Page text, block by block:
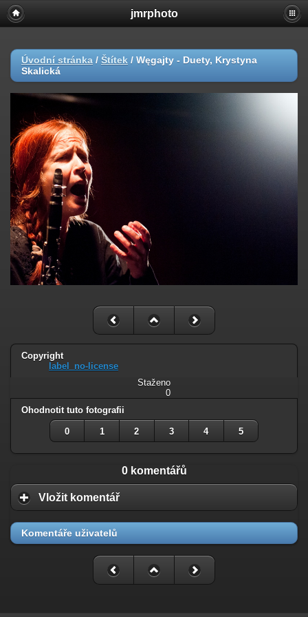
jmrphoto
Úvodní stránka / Štítek / Węgajty - Duety, Krystyna
Skalická
Copyright
label_no-license
Staženo
0
Ohodnotit tuto fotografii
0 1 2 3 4 5
0 komentářů
Vložit komentář
Komentáře uživatelů